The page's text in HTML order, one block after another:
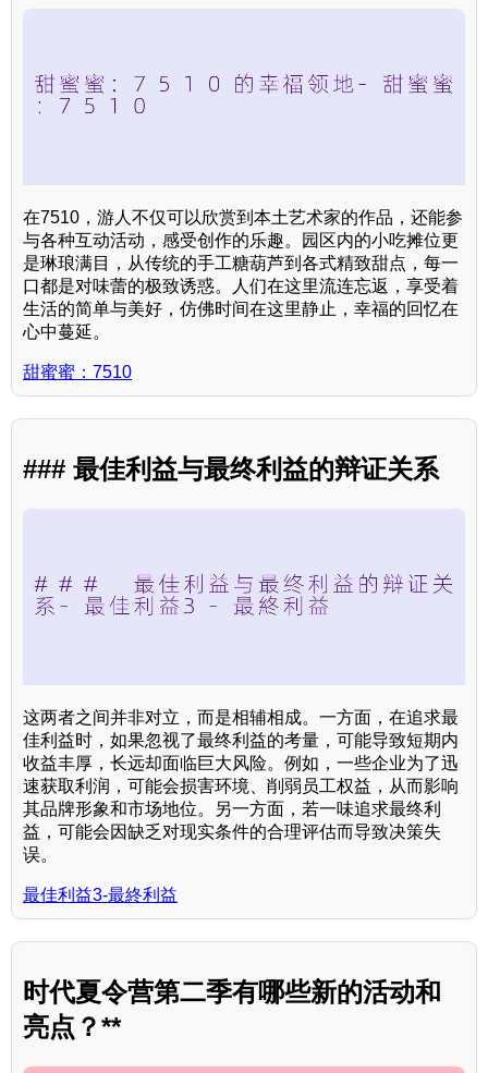
在7510，游人不仅可以欣赏到本土艺术家的作品，还能参
与各种互动活动，感受创作的乐趣。园区内的小吃摊位更
是琳琅满目，从传统的手工糖葫芦到各式精致甜点，每一
口都是对味蕾的极致诱惑。人们在这里流连忘返，享受着
生活的简单与美好，仿佛时间在这里静止，幸福的回忆在
心中蔓延。
甜蜜蜜：7510
### 最佳利益与最终利益的辩证关系
这两者之间并非对立，而是相辅相成。一方面，在追求最
佳利益时，如果忽视了最终利益的考量，可能导致短期内
收益丰厚，长远却面临巨大风险。例如，一些企业为了迅
速获取利润，可能会损害环境、削弱员工权益，从而影响
其品牌形象和市场地位。另一方面，若一味追求最终利
益，可能会因缺乏对现实条件的合理评估而导致决策失
误。
最佳利益3-最終利益
时代夏令营第二季有哪些新的活动和
亮点？**